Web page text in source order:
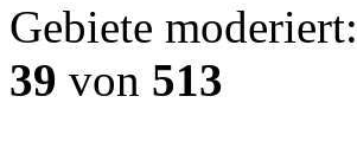
Gebiete moderiert:
39 von 513